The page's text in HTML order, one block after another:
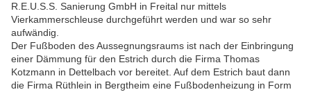
R.E.U.S.S. Sanierung GmbH in Freital nur mittels
Vierkammerschleuse durchgeführt werden und war so sehr
aufwändig.
Der Fußboden des Aussegnungsraums ist nach der Einbringung
einer Dämmung für den Estrich durch die Firma Thomas
Kotzmann in Dettelbach vor bereitet. Auf dem Estrich baut dann
die Firma Rüthlein in Bergtheim eine Fußbodenheizung in Form